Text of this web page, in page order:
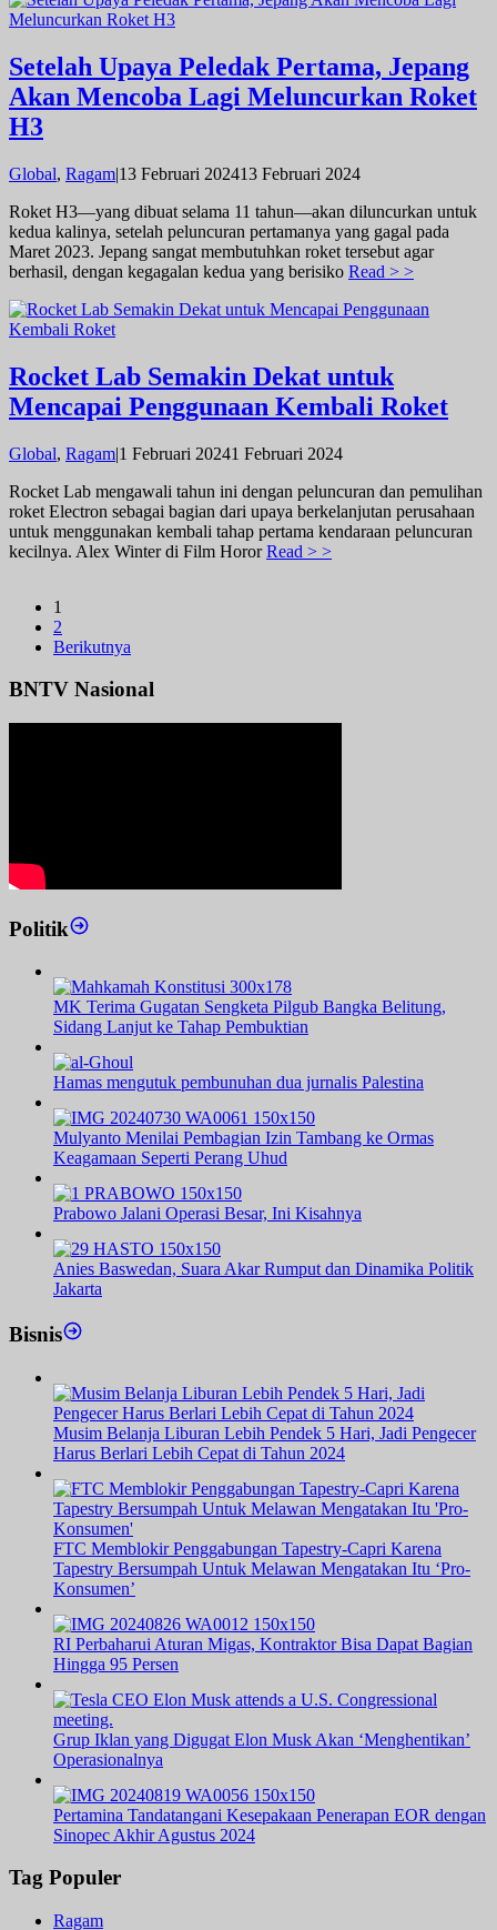
Setelah Upaya Peledak Pertama, Jepang
Akan Mencoba Lagi Meluncurkan Roket
H3
Global, Ragam|13 Februari 202413 Februari 2024oleh
Roket H3—yang dibuat selama 11 tahun—akan diluncurkan untuk
kedua kalinya, setelah peluncuran pertamanya yang gagal pada
Maret 2023. Jepang sangat membutuhkan roket tersebut agar
berhasil, dengan kegagalan kedua yang berisiko Read > >
Rocket Lab Semakin Dekat untuk
Mencapai Penggunaan Kembali Roket
Global, Ragam|1 Februari 20241 Februari 2024oleh
Rocket Lab mengawali tahun ini dengan peluncuran dan pemulihan
roket Electron sebagai bagian dari upaya berkelanjutan perusahaan
untuk menggunakan kembali tahap pertama kendaraan peluncuran
kecilnya. Alex Winter di Film HororRead > >
1
2
Berikutnya
BNTV Nasional
Politik
MK Terima Gugatan Sengketa Pilgub Bangka Belitung,
Sidang Lanjut ke Tahap Pembuktian
Hamas mengutuk pembunuhan dua jurnalis Palestina
Mulyanto Menilai Pembagian Izin Tambang ke Ormas
Keagamaan Seperti Perang Uhud
Prabowo Jalani Operasi Besar, Ini Kisahnya
Anies Baswedan, Suara Akar Rumput dan Dinamika Politik
Jakarta
Bisnis
Musim Belanja Liburan Lebih Pendek 5 Hari, Jadi Pengecer
Harus Berlari Lebih Cepat di Tahun 2024
FTC Memblokir Penggabungan Tapestry-Capri Karena
Tapestry Bersumpah Untuk Melawan Mengatakan Itu ‘Pro-
Konsumen’
RI Perbaharui Aturan Migas, Kontraktor Bisa Dapat Bagian
Hingga 95 Persen
Grup Iklan yang Digugat Elon Musk Akan ‘Menghentikan’
Operasionalnya
Pertamina Tandatangani Kesepakaan Penerapan EOR dengan
Sinopec Akhir Agustus 2024
Tag Populer
Ragam